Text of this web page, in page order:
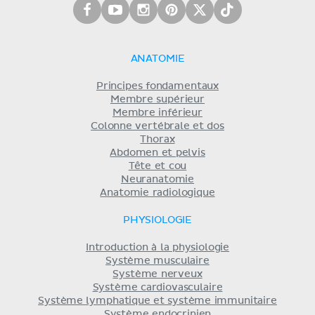
ANATOMIE
Principes fondamentaux
Membre supérieur
Membre inférieur
Colonne vertébrale et dos
Thorax
Abdomen et pelvis
Tête et cou
Neuranatomie
Anatomie radiologique
PHYSIOLOGIE
Introduction à la physiologie
Système musculaire
Système nerveux
Système cardiovasculaire
Système lymphatique et système immunitaire